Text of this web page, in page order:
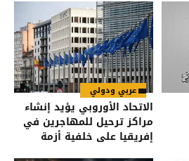
عربي ودولي
الاتحاد الأوروبي يؤيد إنشاء
مراكز ترحيل للمهاجرين في
إفريقيا على خلفية أزمة